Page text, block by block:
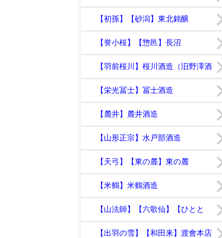
羽桜酒造
【初孫】【砂潟】東北銘醸
【誉小桜】【惣邑】長沼
【羽前桜川】桜川酒造（旧野澤酒
造店）
【栄光冨士】冨士酒造
【麓井】麓井酒造
【山形正宗】水戸部酒造
【天弓】【東の麓】東の麓
【米鶴】米鶴酒造
【山法師】【六歌仙】【ひとと
き】【出羽の雪】【和田来】渡會本店